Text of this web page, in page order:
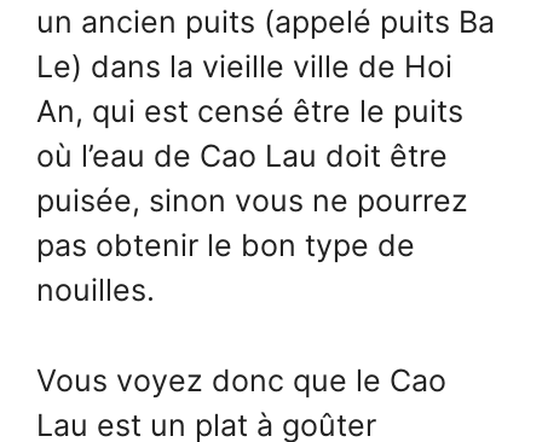
un ancien puits (appelé puits Ba
Le) dans la vieille ville de Hoi
An, qui est censé être le puits
où l’eau de Cao Lau doit être
puisée, sinon vous ne pourrez
pas obtenir le bon type de
nouilles.
Vous voyez donc que le Cao
Lau est un plat à goûter